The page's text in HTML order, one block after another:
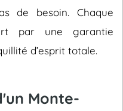
de besoin. Chaque
par une garantie
d’esprit totale.
Monte-